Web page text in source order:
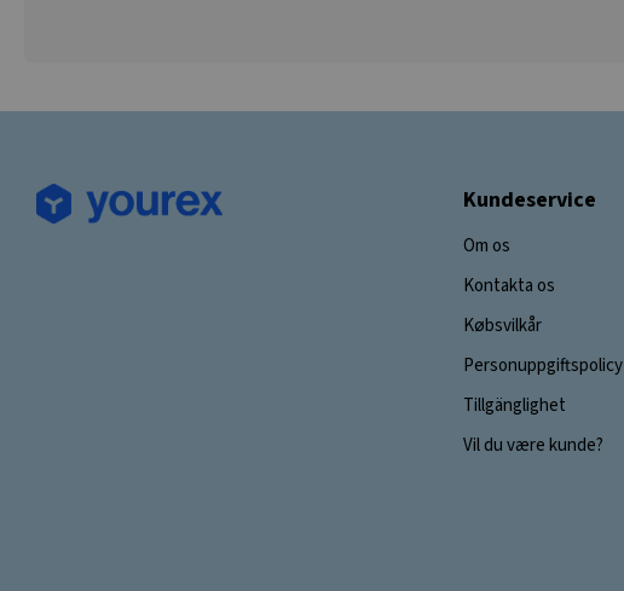
Kundeservice
Om os
Kontakta os
Købsvilkår
Personuppgiftspolicy
Tillgänglighet
Vil du være kunde?